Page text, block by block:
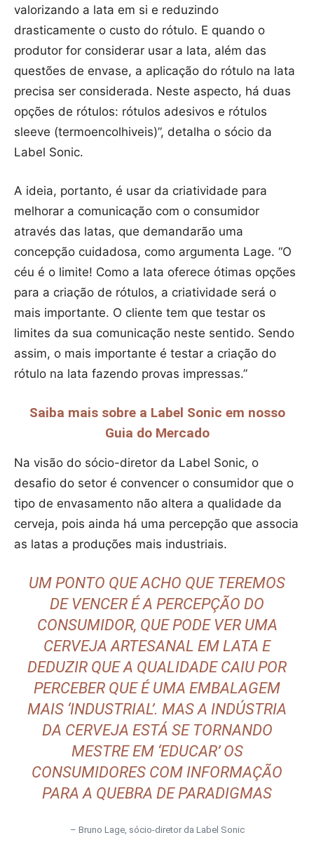
valorizando a lata em si e reduzindo
drasticamente o custo do rótulo. E quando o
produtor for considerar usar a lata, além das
questões de envase, a aplicação do rótulo na lata
precisa ser considerada. Neste aspecto, há duas
opções de rótulos: rótulos adesivos e rótulos
sleeve (termoencolhiveis)”, detalha o sócio da
Label Sonic.
A ideia, portanto, é usar da criatividade para
melhorar a comunicação com o consumidor
através das latas, que demandarão uma
concepção cuidadosa, como argumenta Lage. “O
céu é o limite! Como a lata oferece ótimas opções
para a criação de rótulos, a criatividade será o
mais importante. O cliente tem que testar os
limites da sua comunicação neste sentido. Sendo
assim, o mais importante é testar a criação do
rótulo na lata fazendo provas impressas.”
Saiba mais sobre a Label Sonic em nosso
Guia do Mercado
Na visão do sócio-diretor da Label Sonic, o
desafio do setor é convencer o consumidor que o
tipo de envasamento não altera a qualidade da
cerveja, pois ainda há uma percepção que associa
as latas a produções mais industriais.
UM PONTO QUE ACHO QUE TEREMOS
DE VENCER É A PERCEPÇÃO DO
CONSUMIDOR, QUE PODE VER UMA
CERVEJA ARTESANAL EM LATA E
DEDUZIR QUE A QUALIDADE CAIU POR
PERCEBER QUE É UMA EMBALAGEM
MAIS ‘INDUSTRIAL’. MAS A INDÚSTRIA
DA CERVEJA ESTÁ SE TORNANDO
MESTRE EM ‘EDUCAR’ OS
CONSUMIDORES COM INFORMAÇÃO
PARA A QUEBRA DE PARADIGMAS
– Bruno Lage, sócio-diretor da Label Sonic